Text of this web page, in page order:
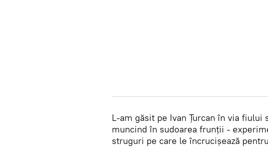
L-am găsit pe Ivan Țurcan în via
muncind în sudoarea frunții -
struguri pe care le încrucișează